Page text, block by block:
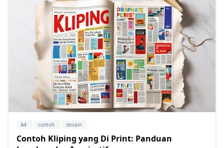
A4 contoh desain
Contoh Kliping yang Di Print: Panduan